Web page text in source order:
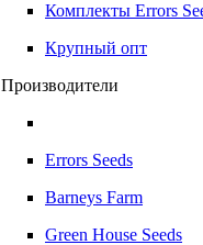
Комплекты Errors
Крупный опт
Производители
Errors Seeds
Barneys Farm
Green House Seeds